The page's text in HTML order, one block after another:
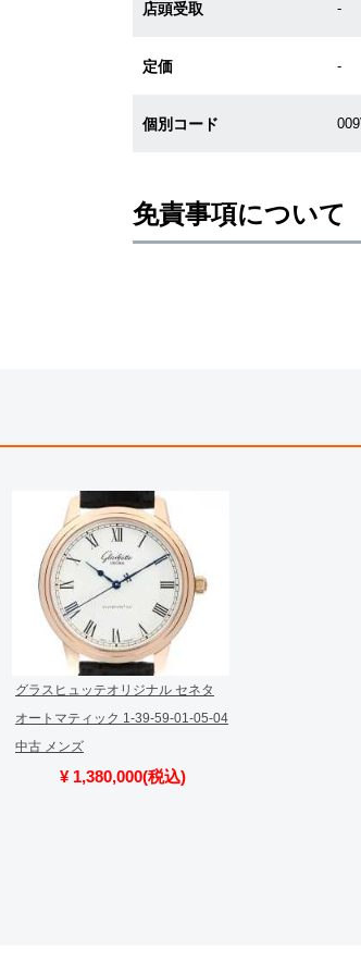
店頭受取 -
定価 -
個別コード
免責事項について
またお電話でお問い合わせ頂きま
切れになる場合がございます。
予めご了承くださいませ。
また、ご来店にてご購入を希望さ
お問い合わせいただけますようお願
※アンティーク品やユーズド品の
合がございます。
※表示の定価は、入荷時の価格とな
現在の定価と異なる場合がござい
グラスヒュッテオリジナル セネタ
オートマティック 1-39-59-01-05-04
中古 メンズ
¥ 1,380,000(税込)